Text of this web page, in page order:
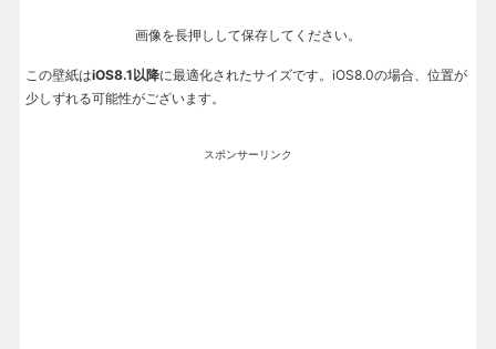
画像を長押しして保存してください。
この壁紙はiOS8.1以降に最適化されたサイズです。iOS8.0の場合、位置が
少しずれる可能性がございます。
スポンサーリンク